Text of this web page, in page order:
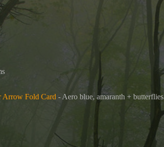
Arrow Fold Card - Aero blue, amaranth + butterflies